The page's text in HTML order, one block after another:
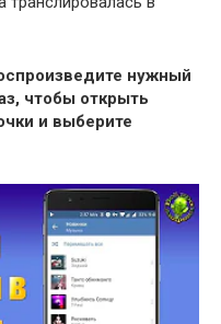
нужный
чтобы открыть
и выберите